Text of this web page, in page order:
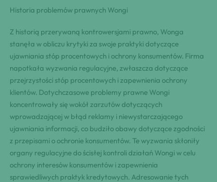
Historia problemów prawnych Wongi
Z historią przerywaną kontrowersjami prawno, Wonga
stanęła w obliczu krytyki za swoje praktyki dotyczące
ujawniania stóp procentowych i ochrony konsumentów. Firma
napotkała wyzwania regulacyjne, zwłaszcza dotyczące
przejrzystości stóp procentowych i zapewnienia ochrony
klientów. Dotychczasowe problemy prawne Wongi
koncentrowały się wokół zarzutów dotyczących
wprowadzającej w błąd reklamy i niewystarczającego
ujawniania informacji, co budziło obawy dotyczące zgodności
z przepisami o ochronie konsumentów. Te wyzwania skłoniły
organy regulacyjne do ścisłej kontroli działań Wongi w celu
ochrony interesów konsumentów i zapewnienia
sprawiedliwych praktyk kredytowych. Adresowanie tych